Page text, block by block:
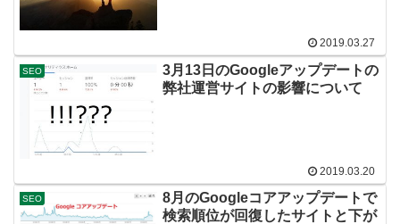
2019.03.27
SEO
3月13日のGoogleアップデートの
弊社運営サイトの影響について
2019.03.20
SEO
8月のGoogleコアアップデートで
検索順位が回復したサイトと下が